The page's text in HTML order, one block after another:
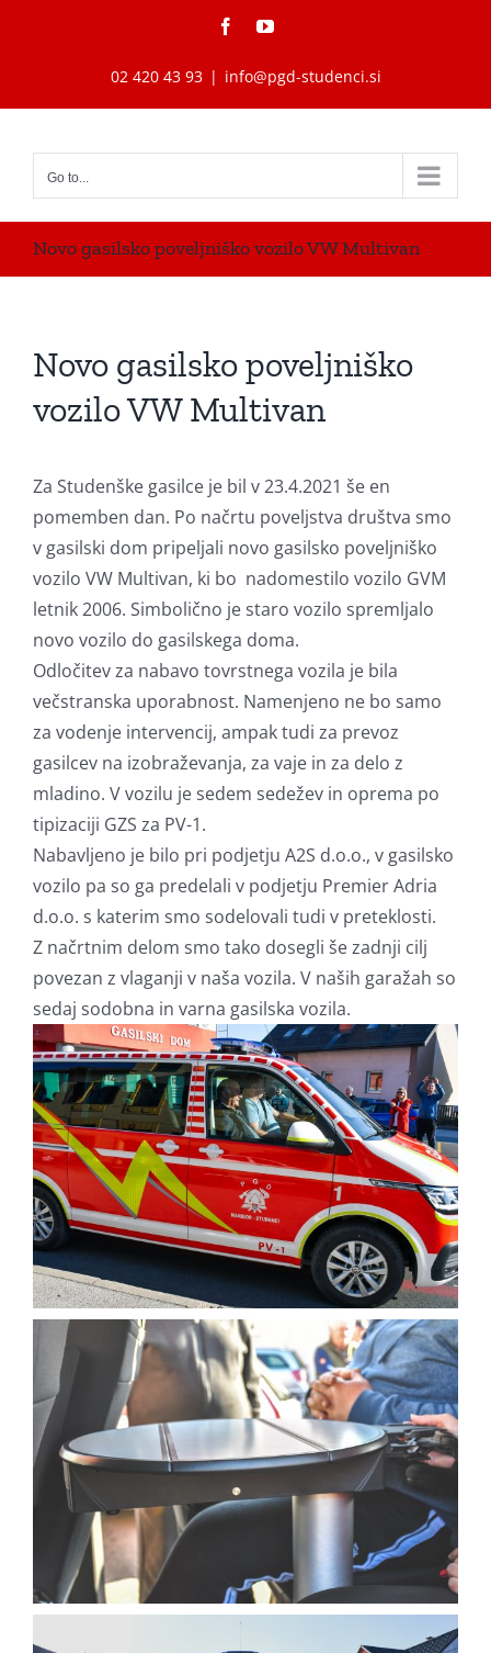
FacebookYouTube
02 420 43 93 | info@pgd-studenci.si
Go to...
Novo gasilsko poveljniško vozilo VW Multivan
Novo gasilsko poveljniško
vozilo VW Multivan
Za Studenške gasilce je bil v 23.4.2021 še en
pomemben dan. Po načrtu poveljstva društva smo
v gasilski dom pripeljali novo gasilsko poveljniško
vozilo VW Multivan, ki bo nadomestilo vozilo GVM
letnik 2006. Simbolično je staro vozilo spremljalo
novo vozilo do gasilskega doma.
Odločitev za nabavo tovrstnega vozila je bila
večstranska uporabnost. Namenjeno ne bo samo
za vodenje intervencij, ampak tudi za prevoz
gasilcev na izobraževanja, za vaje in za delo z
mladino. V vozilu je sedem sedežev in oprema po
tipizaciji GZS za PV-1.
Nabavljeno je bilo pri podjetju A2S d.o.o., v gasilsko
vozilo pa so ga predelali v podjetju Premier Adria
d.o.o. s katerim smo sodelovali tudi v preteklosti.
Z načrtnim delom smo tako dosegli še zadnji cilj
povezan z vlaganji v naša vozila. V naših garažah so
sedaj sodobna in varna gasilska vozila.